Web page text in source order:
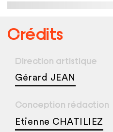
Crédits
Direction artistique
Gérard JEAN
Conception rédaction
Etienne CHATILIEZ